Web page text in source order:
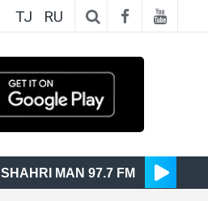
TJ RU
SHAHRI MAN 97.7 FM